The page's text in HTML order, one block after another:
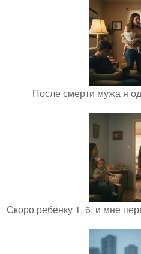
После смерти мужа я
Скоро ребёнку 1, 6, и мне